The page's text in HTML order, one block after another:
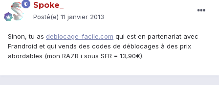
Spoke_
Posté(e) 11 janvier 2013
Sinon, tu as deblocage-facile.com qui est en partenariat avec
Frandroid et qui vends des codes de déblocages à des prix
abordables (mon RAZR i sous SFR = 13,90€).